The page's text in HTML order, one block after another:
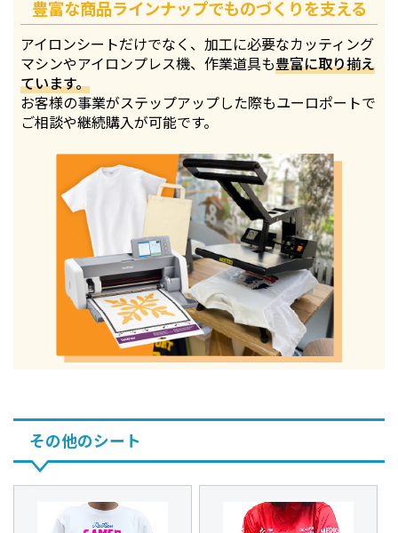
豊富な商品ラインナップでものづくりを支える
アイロンシートだけでなく、加工に必要なカッティング
マシンやアイロンプレス機、作業道具も豊富に取り揃え
ています。
お客様の事業がステップアップした際もユーロポートで
ご相談や継続購入が可能です。
その他のシート